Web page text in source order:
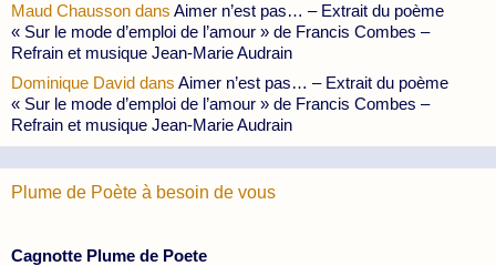
Maud Chausson dans Aimer n’est pas… – Extrait du poème
« Sur le mode d’emploi de l’amour » de Francis Combes –
Refrain et musique Jean-Marie Audrain
Dominique David dans Aimer n’est pas… – Extrait du poème
« Sur le mode d’emploi de l’amour » de Francis Combes –
Refrain et musique Jean-Marie Audrain
Plume de Poète à besoin de vous
Cagnotte Plume de Poete